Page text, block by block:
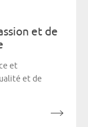
et de
et
et de